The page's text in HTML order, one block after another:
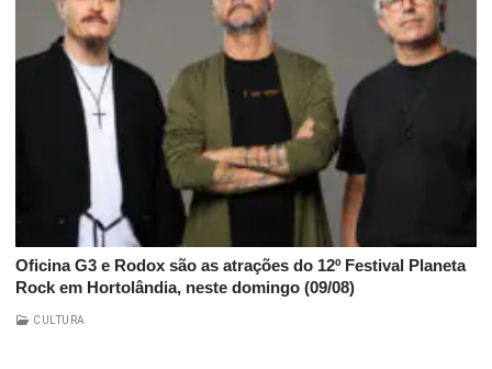
Oficina G3 e Rodox são as atrações do 12º Festival Planeta
Rock em Hortolândia, neste domingo (09/08)
CULTURA